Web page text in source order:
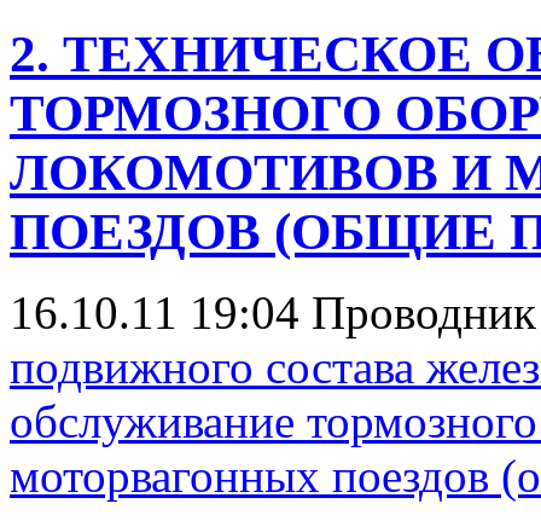
2. ТЕХНИЧЕСКОЕ
ТОРМОЗНОГО
ЛОКОМОТИВОВ И
ПОЕЗДОВ (ОБЩИЕ
16.10.11 19:04
подвижного состава
обслуживание
моторвагонных поездов